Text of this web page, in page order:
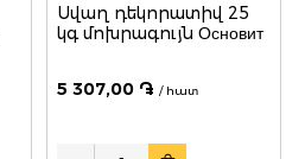
Սվաղ դեկորատիվ 25
կգ մոխրագույն Основит
5 307,00 ֏ / հատ
Quantity